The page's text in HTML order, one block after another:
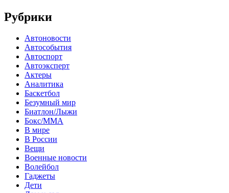
Рубрики
Автоновости
Автособытия
Автоспорт
Автоэксперт
Актеры
Аналитика
Баскетбол
Безумный мир
Биатлон/Лыжи
Бокс/MMA
В мире
В России
Вещи
Военные новости
Волейбол
Гаджеты
Дети